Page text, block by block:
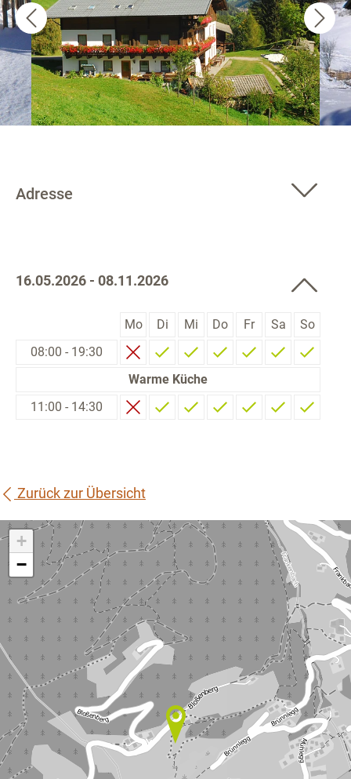
Adresse
16.05.2026 - 08.11.2026
Mo Di Mi Do Fr Sa
So
08:00 - 19:30
Warme Küche
11:00 - 14:30
Zurück zur Übersicht
+
−